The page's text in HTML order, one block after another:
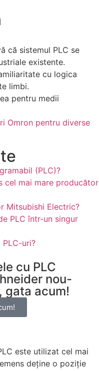
că sistemul PLC se
existente.
cu logica
limbi.
pentru medii
Omron pentru diverse
(PLC)?
cel mai mare producător
Mitsubishi Electric?
PLC într-un singur
uri?
cu PLC
nou-
gata acum!
este utilizat cel mai
deține o poziție